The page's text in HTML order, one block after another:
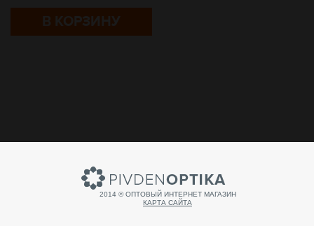
В КОРЗИНУ
2014 © ОПТОВЫЙ ИНТЕРНЕТ МАГАЗИН
КАРТА САЙТА